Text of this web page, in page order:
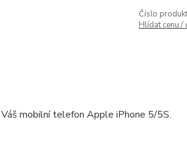
Číslo
Hlídat cenu
mobilní telefon Apple iPhone 5/5S.